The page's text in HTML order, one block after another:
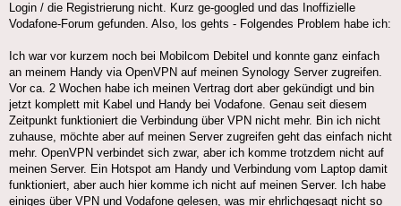
Login / die Registrierung nicht. Kurz ge-googled und das Inoffizielle
Vodafone-Forum gefunden. Also, los gehts - Folgendes Problem habe ich:
Ich war vor kurzem noch bei Mobilcom Debitel und konnte ganz einfach
an meinem Handy via OpenVPN auf meinen Synology Server zugreifen.
Vor ca. 2 Wochen habe ich meinen Vertrag dort aber gekündigt und bin
jetzt komplett mit Kabel und Handy bei Vodafone. Genau seit diesem
Zeitpunkt funktioniert die Verbindung über VPN nicht mehr. Bin ich nicht
zuhause, möchte aber auf meinen Server zugreifen geht das einfach nicht
mehr. OpenVPN verbindet sich zwar, aber ich komme trotzdem nicht auf
meinen Server. Ein Hotspot am Handy und Verbindung vom Laptop damit
funktioniert, aber auch hier komme ich nicht auf meinen Server. Ich habe
einiges über VPN und Vodafone gelesen, was mir ehrlichgesagt nicht so